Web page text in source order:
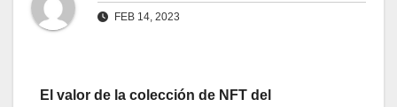
FEB 14, 2023
El valor de la colección de NFT del